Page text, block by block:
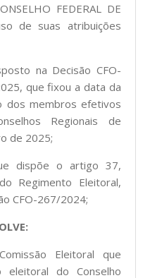
FEDERAL DE
de suas atribuições
na Decisão CFO-
que fixou a data da
dos membros efetivos
Regionais de
de 2025;
dispõe o artigo 37,
Regimento Eleitoral,
CFO-267/2024;
Eleitoral que
eleitoral do Conselho